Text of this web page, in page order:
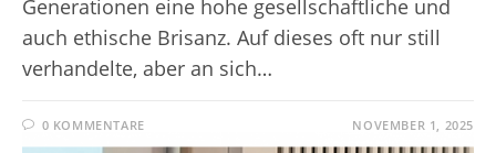
Generationen eine hohe gesellschaftliche und
auch ethische Brisanz. Auf dieses oft nur still
verhandelte, aber an sich…
0 KOMMENTARE NOVEMBER 1, 2025